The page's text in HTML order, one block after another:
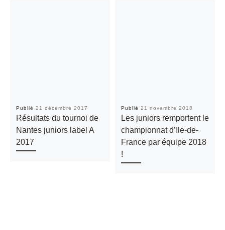
Publié 21 décembre 2017
Résultats du tournoi de
Nantes juniors label A
2017
Publié 21 novembre 2018
Les juniors remportent le
championnat d’Ile-de-
France par équipe 2018
!